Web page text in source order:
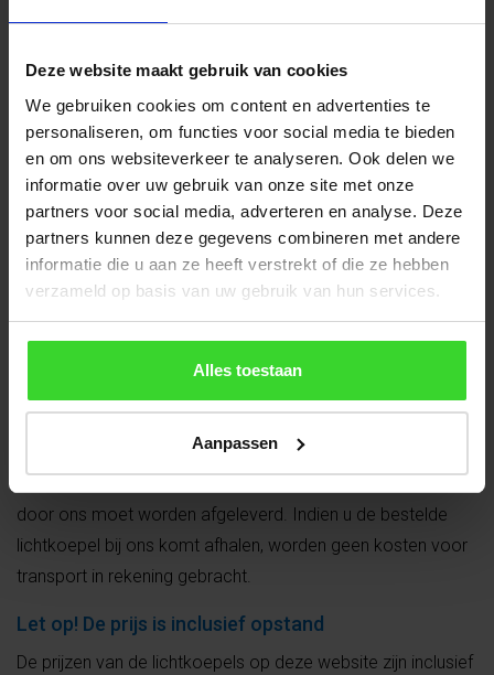
Deze website maakt gebruik van cookies
We gebruiken cookies om content en advertenties te
personaliseren, om functies voor social media te bieden
en om ons websiteverkeer te analyseren. Ook delen we
informatie over uw gebruik van onze site met onze
partners voor social media, adverteren en analyse. Deze
partners kunnen deze gegevens combineren met andere
informatie die u aan ze heeft verstrekt of die ze hebben
verzameld op basis van uw gebruik van hun services.
Alles toestaan
Aanpassen
Lichtstraat met scherpe prijs,
rechtstreeks uit de fabriek
De lichtstraten van Vlakkelichtkoepel zijn rechtstreeks
afkomstig uit onze eigen fabriek. De lichtstraten met
(onder Nijmegen).
bijbehorende transportkosten. Uiteraard worden
door ons moet worden afgeleverd. Indien u de bestelde
lichtkoepel bij ons komt afhalen, worden geen kosten voor
transport in rekening gebracht.
Let op! De prijs is inclusief opstand
De prijzen van de lichtkoepels op deze website zijn inclusief